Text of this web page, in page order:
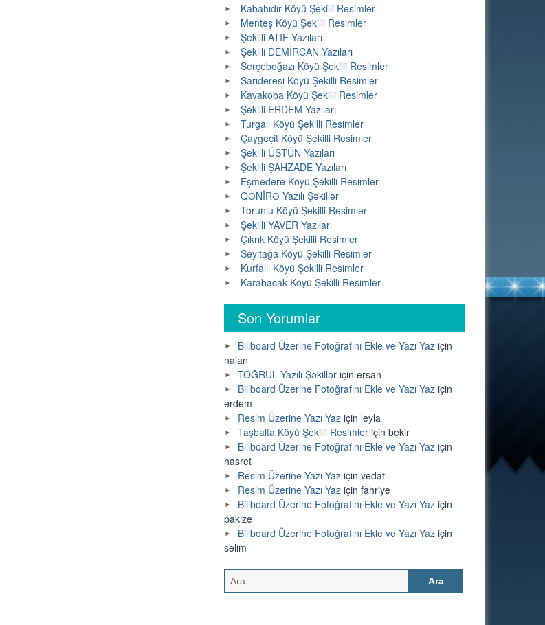
Kabahıdır Köyü Şekilli Resimler
Menteş Köyü Şekilli Resimler
Şekilli ATIF Yazıları
Şekilli DEMİRCAN Yazıları
Serçeboğazı Köyü Şekilli Resimler
Sarıderesi Köyü Şekilli Resimler
Kavakoba Köyü Şekilli Resimler
Şekilli ERDEM Yazıları
Turgalı Köyü Şekilli Resimler
Çaygeçit Köyü Şekilli Resimler
Şekilli ÜSTÜN Yazıları
Şekilli ŞAHZADE Yazıları
Eşmedere Köyü Şekilli Resimler
QƏNİRƏ Yazılı Şəkillər
Torunlu Köyü Şekilli Resimler
Şekilli YAVER Yazıları
Çıkrık Köyü Şekilli Resimler
Seyitağa Köyü Şekilli Resimler
Kurfallı Köyü Şekilli Resimler
Karabacak Köyü Şekilli Resimler
Son Yorumlar
Billboard Üzerine Fotoğrafını Ekle ve Yazı Yaz için
nalan
TOĞRUL Yazılı Şəkillər için ersan
Billboard Üzerine Fotoğrafını Ekle ve Yazı Yaz için
erdem
Resim Üzerine Yazı Yaz için leyla
Taşbalta Köyü Şekilli Resimler için bekir
Billboard Üzerine Fotoğrafını Ekle ve Yazı Yaz için
hasret
Resim Üzerine Yazı Yaz için vedat
Resim Üzerine Yazı Yaz için fahriye
Billboard Üzerine Fotoğrafını Ekle ve Yazı Yaz için
pakize
Billboard Üzerine Fotoğrafını Ekle ve Yazı Yaz için
selim
Arama: